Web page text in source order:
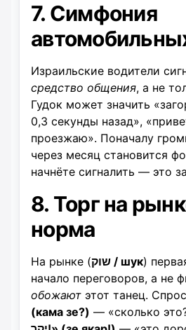
7. Симфония
Израильские водители
средство общения, а не
Гудок может значить
0,3 секунды назад»,
проезжаю». Поначалу
через месяц становится
начнёте сигналить — это
8. Торг на
норма
На рынке ( שוק / шук)
начало переговоров, а не
обожают этот танец.
(кама зе?) — «сколько